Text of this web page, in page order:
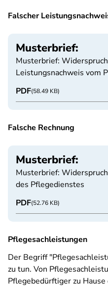
Falscher
Musterbrief:
Musterbrief:
Leistungsnachweis vom
PDF(58.49 KB)
Falsche Rechnung
Musterbrief:
Musterbrief:
des Pflegedienstes
PDF(52.76 KB)
Pflegesachleistungen
Der Begriff
zu tun. Von
Pflegebedürftiger zu